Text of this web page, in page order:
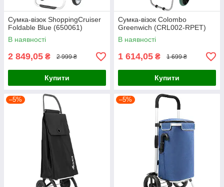
Сумка-візок ShoppingCruiser
Foldable Blue (650061)
В наявності
2 849,05 ₴ 2 999 ₴
Купити
Сумка-візок Colombo
Greenwich (CRL002-RPET)
В наявності
1 614,05 ₴ 1 699 ₴
Купити
–5% –5%